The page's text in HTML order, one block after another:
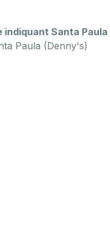
indiquant Santa
Paula (Denny's)